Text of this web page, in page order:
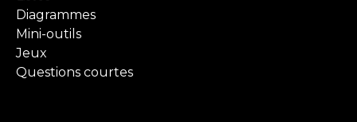
Diagrammes
Mini-outils
Jeux
Questions courtes